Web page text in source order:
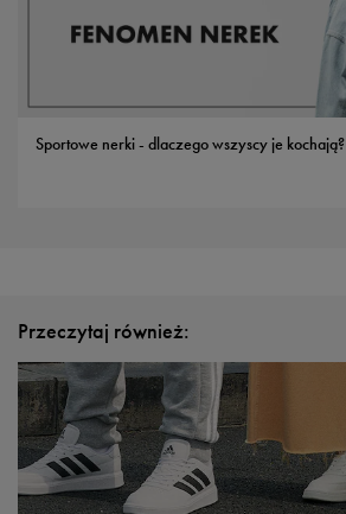
Sportowe nerki - dlaczego wszyscy je kochają?
Przeczytaj również: